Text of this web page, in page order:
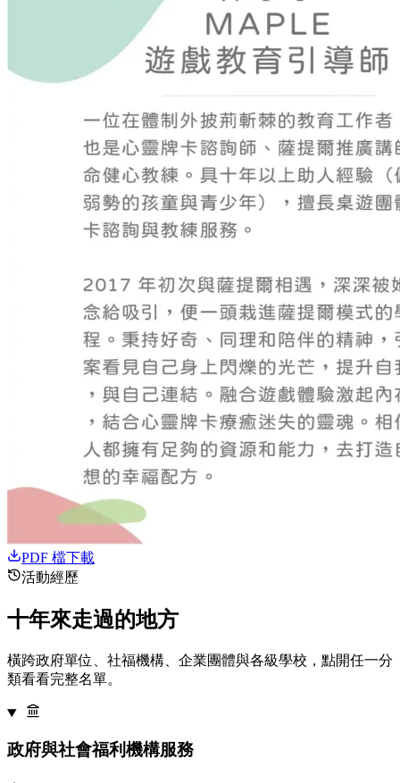
PDF 檔下載
活動經歷
十年來走過的地方
橫跨政府單位、社福機構、企業團體與各級學校，點開任一分
類看看完整名單。
政府與社會福利機構服務